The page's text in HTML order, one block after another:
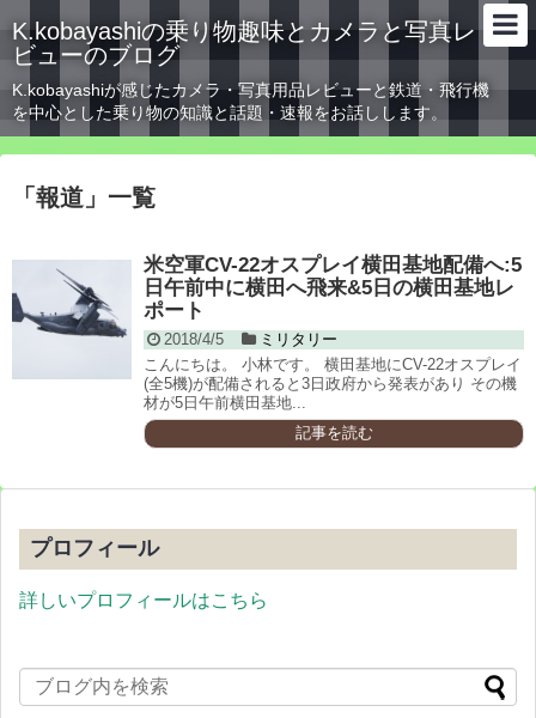
K.kobayashiの乗り物趣味とカメラと写真レ
ビューのブログ
K.kobayashiが感じたカメラ・写真用品レビューと鉄道・飛行機
を中心とした乗り物の知識と話題・速報をお話しします。
「 報道 」 一覧
米空軍CV-22オスプレイ横田基地配備へ:5
日午前中に横田へ飛来&5日の横田基地レ
ポート
2018/4/5
ミリタリー
こんにちは。 小林です。 横田基地にCV-22オスプレイ
(全5機)が配備されると3日政府から発表があり その機
材が5日午前横田基地...
記事を読む
プロフィール
詳しいプロフィールはこちら